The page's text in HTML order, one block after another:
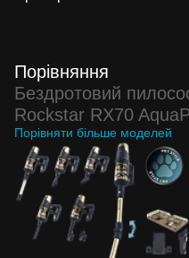
Порівняння
Бездротовий
Rockstar RX70
Порівняти більше моделей